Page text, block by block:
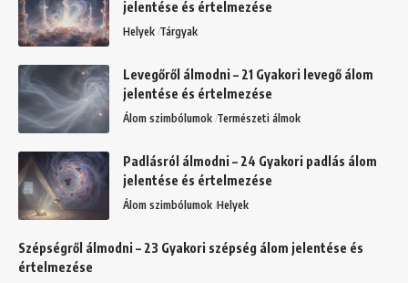
jelentése és értelmezése
Helyek Tárgyak
Levegőről álmodni – 21 Gyakori levegő álom
jelentése és értelmezése
Álom szimbólumok Természeti álmok
Padlásról álmodni – 24 Gyakori padlás álom
jelentése és értelmezése
Álom szimbólumok Helyek
Szépségről álmodni – 23 Gyakori szépség álom jelentése és
értelmezése